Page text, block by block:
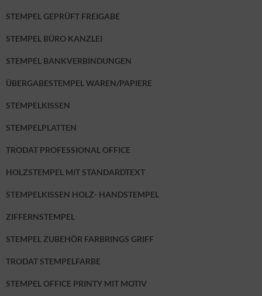
STEMPEL GEPRÜFT FREIGABE
STEMPEL BÜRO KANZLEI
STEMPEL BANKVERBINDUNGEN
ÜBERGABESTEMPEL WAREN/PAPIERE
STEMPELKISSEN
STEMPELPLATTEN
TRODAT PROFESSIONAL OFFICE
HOLZSTEMPEL MIT STANDARDTEXT
STEMPELKISSEN HOLZ- HANDSTEMPEL
ZIFFERNSTEMPEL
STEMPEL ZUBEHÖR FARBRINGS GRIFF
TRODAT STEMPELFARBE
STEMPEL OFFICE PRINTY MIT MOTIV